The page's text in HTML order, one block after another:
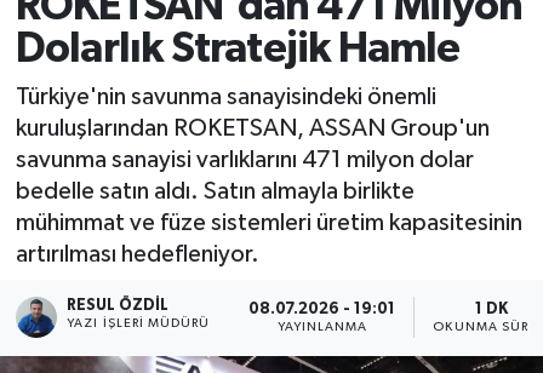
Dolarlık Stratejik Hamle
Türkiye'nin savunma sanayisindeki önemli
kuruluşlarından ROKETSAN, ASSAN Group'un
savunma sanayisi varlıklarını 471 milyon dolar
bedelle satın aldı. Satın almayla birlikte
mühimmat ve füze sistemleri üretim kapasitesinin
artırılması hedefleniyor.
RESUL ÖZDIL
YAZI İŞLERI MÜDÜRÜ
08.07.2026 - 19:01
YAYINLANMA
1 DK
OKUNMA
RESMİ İLANLAR
Haber Arşivi